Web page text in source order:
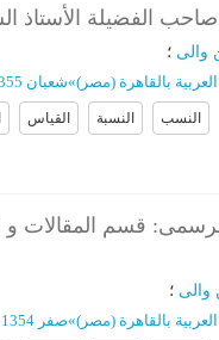
الفضیلة الأستاذ
والی ؛
بالقاهرة (مصر)»شعبان 1355 - العدد 3
النسب النسبة القیاس
قسم المقالات و
؛
بالقاهرة (مصر)»صفر 1354 - العدد 2